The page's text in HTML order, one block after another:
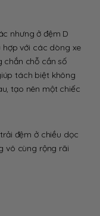
nhưng ở đệm D
hợp với các dòng xe
chắn chỗ cần số
tách biệt không
tạo nên một chiếc
đệm ở chiều dọc
vô cùng rộng rãi